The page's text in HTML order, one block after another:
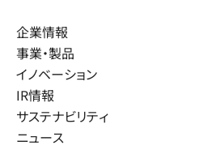
企業情報
事業・製品
イノベーション
IR情報
サステナビリティ
ニュース